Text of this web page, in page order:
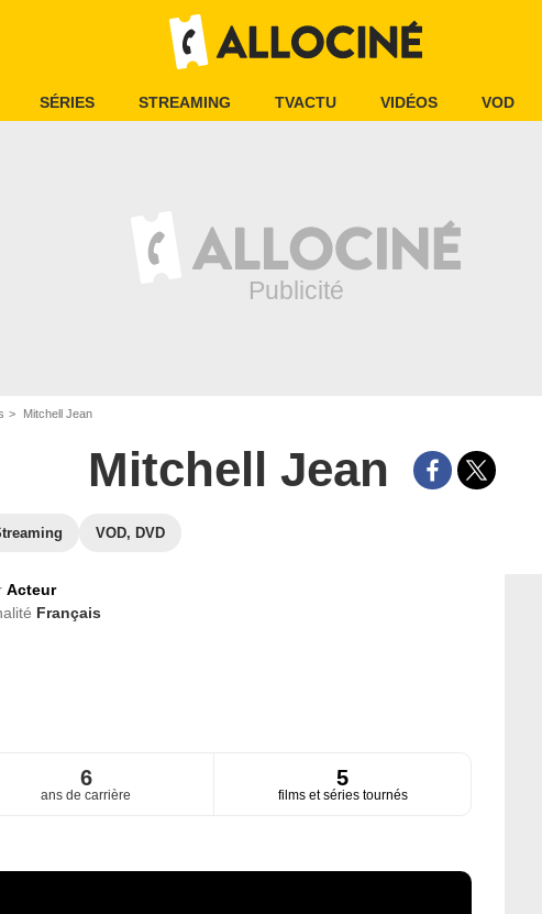
SÉRIES STREAMING TVACTU VIDÉOS VOD
Mitchell Jean
Mitchell Jean
VOD, DVD
Acteur
Français
6
ans de carrière
5
films et séries tournés